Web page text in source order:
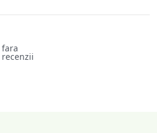
fara
recenzii